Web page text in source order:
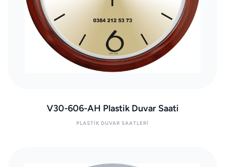
V30-606-AH Plastik Duvar Saati
PLASTIK DUVAR SAATLERI